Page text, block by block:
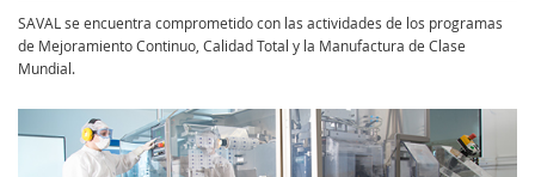
SAVAL se encuentra comprometido con las actividades de los programas
de Mejoramiento Continuo, Calidad Total y la Manufactura de Clase
Mundial.